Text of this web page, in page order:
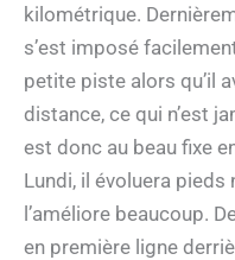
kilométrique.
s’est imposé
petite piste alors qu’il
distance, ce qui n’est
est donc au beau fixe
Lundi, il évoluera pieds
l’améliore beaucoup.
en première ligne